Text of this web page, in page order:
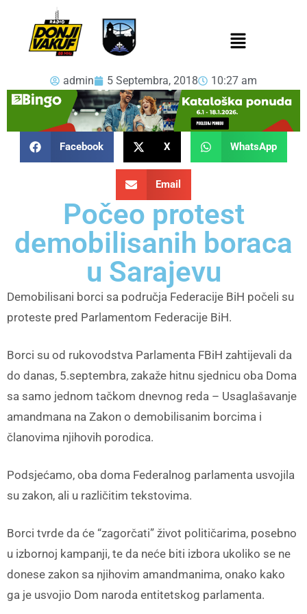
admin 5 Septembra, 2018 10:27 am
Facebook X WhatsApp
Email
Počeo protest
demobilisanih boraca
u Sarajevu
Demobilisani borci sa područja Federacije BiH počeli su
proteste pred Parlamentom Federacije BiH.
Borci su od rukovodstva Parlamenta FBiH zahtijevali da
do danas, 5.septembra, zakaže hitnu sjednicu oba Doma
sa samo jednom tačkom dnevnog reda – Usaglašavanje
amandmana na Zakon o demobilisanim borcima i
članovima njihovih porodica.
Podsjećamo, oba doma Federalnog parlamenta usvojila
su zakon, ali u različitim tekstovima.
Borci tvrde da će “zagorčati” život političarima, posebno
u izbornoj kampanji, te da neće biti izbora ukoliko se ne
donese zakon sa njihovim amandmanima, onako kako
ga je usvojio Dom naroda entitetskog parlamenta.